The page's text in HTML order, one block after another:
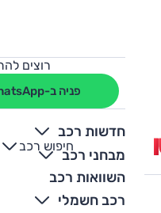
רוצים
פניה ב-WhatsApp
חדשות רכב
מבחני רכב
השוואות רכב
רכב חשמלי
חיפוש רכב
+
-